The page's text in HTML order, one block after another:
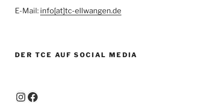
E-Mail: info[at]tc-ellwangen.de
DER TCE AUF SOCIAL MEDIA
Instagram
Facebook